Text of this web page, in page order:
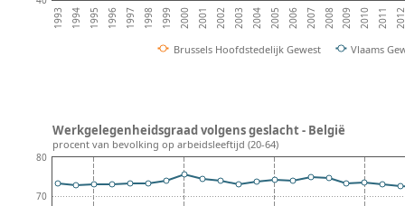
1993 1994 1995 1996 1997 1998 1999 2000 2001 2002 2003 2004 2005 2006 2007 2008 2009 2010 2011
Brussels Hoofdstedelijk Gewest Vlaams
70
80
Werkgelegenheidsgraad volgens geslacht - België
procent van bevolking op arbeidsleeftijd (20-64)